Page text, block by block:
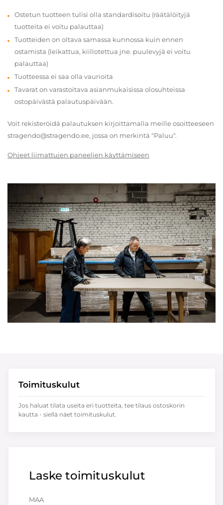
Ostetun tuotteen tulisi olla standardisoitu (räätälöityjä
tuotteita ei voitu palauttaa)
Tuotteiden on oltava samassa kunnossa kuin ennen
ostamista (leikattua, kiillotettua jne. puulevyjä ei voitu
palauttaa)
Tuotteessa ei saa olla vaurioita
Tavarat on varastoitava asianmukaisissa olosuhteissa
ostopäivästä palautuspäivään.
Voit rekisteröidä palautuksen kirjoittamalla meille osoitteeseen
stragendo@stragendo.ee, jossa on merkintä "Paluu".
Ohjeet liimattujen paneelien käyttämiseen
Laske toimituskulut
MAA
Toimituskulut
Jos haluat tilata useita eri tuotteita, tee tilaus ostoskorin
kautta - siellä näet toimituskulut.